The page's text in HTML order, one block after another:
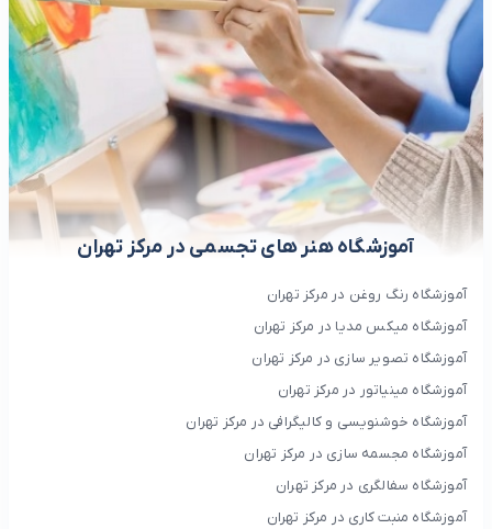
آموزشگاه هنر های تجسمی در مرکز تهران
آموزشگاه رنگ روغن در مرکز تهران
آموزشگاه میکس مدیا در مرکز تهران
آموزشگاه تصویر سازی در مرکز تهران
آموزشگاه مینیاتور در مرکز تهران
آموزشگاه خوشنویسی و کالیگرافی در مرکز تهران
آموزشگاه مجسمه سازی در مرکز تهران
آموزشگاه سفالگری در مرکز تهران
آموزشگاه منبت کاری در مرکز تهران